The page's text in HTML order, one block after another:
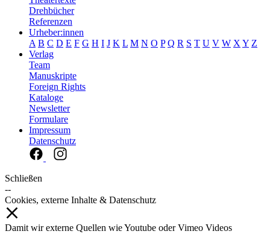
Drehbücher
Referenzen
Urheber:innen
A B C D E F G H I J K L M N O P Q R S T U V W X Y Z
Verlag
Team
Manuskripte
Foreign Rights
Kataloge
Newsletter
Formulare
Impressum
Datenschutz
Schließen
--
Cookies, externe Inhalte & Datenschutz
Damit wir externe Quellen wie Youtube oder Vimeo Videos